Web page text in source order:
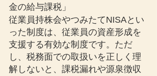
金の給与課税」
従業員持株会やつみたてNISAとい
った制度は、従業員の資産形成を
支援する有効な制度です。ただ
し、税務面での取扱いを正しく理
解しないと、課税漏れや源泉徴収